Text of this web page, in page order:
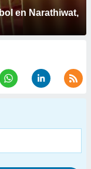
en Narathiwat,